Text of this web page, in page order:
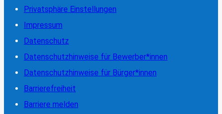
Privatsphäre Einstellungen
Impressum
Datenschutz
Datenschutzhinweise für Bewerber*innen
Datenschutzhinweise für Bürger*innen
Barrierefreiheit
Barriere melden